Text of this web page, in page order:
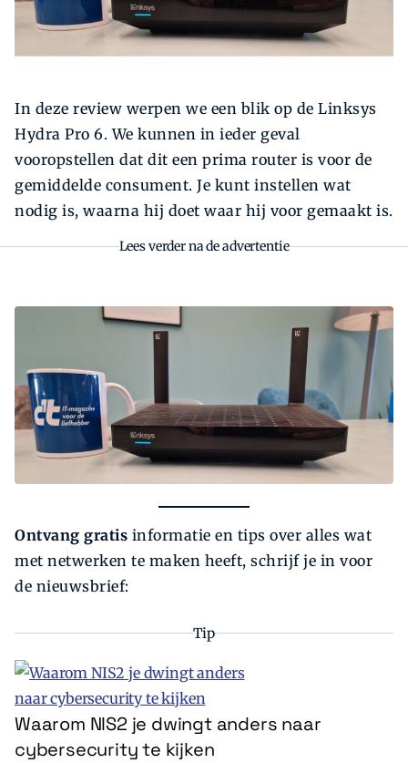
In deze review werpen we een blik op de Linksys
Hydra Pro 6. We kunnen in ieder geval
vooropstellen dat dit een prima router is voor de
gemiddelde consument. Je kunt instellen wat
nodig is, waarna hij doet waar hij voor gemaakt is.
Lees verder na de advertentie
Ontvang gratis informatie en tips over alles wat
met netwerken te maken heeft, schrijf je in voor
de nieuwsbrief:
Tip
Waarom NIS2 je dwingt anders naar
cybersecurity te kijken